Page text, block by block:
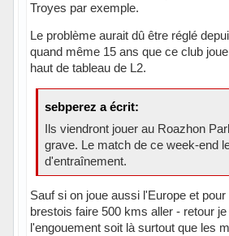
Troyes par exemple.
Le problème aurait dû être réglé
quand même 15 ans que ce club
haut de tableau de L2.
sebperez a écrit:
Ils viendront jouer au Roazhon
grave. Le match de ce week-end
d'entraînement.
Sauf si on joue aussi l'Europe et
brestois faire 500 kms aller - retour
l'engouement soit là surtout que les